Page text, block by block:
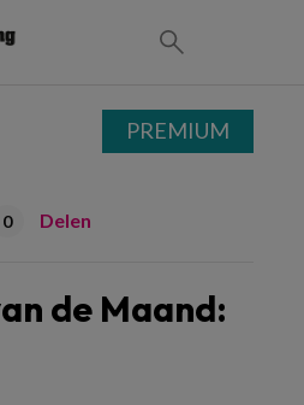
0 Delen
de Maand:
PREMIUM